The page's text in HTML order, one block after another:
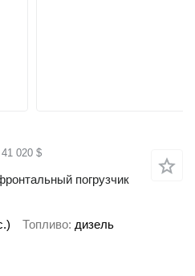
020 $
погрузчик
Топливо дизель